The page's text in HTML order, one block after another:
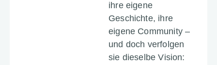
ihre eigene
Geschichte, ihre
eigene Commu­nity –
und doch verfolgen
sie dieselbe Vision: